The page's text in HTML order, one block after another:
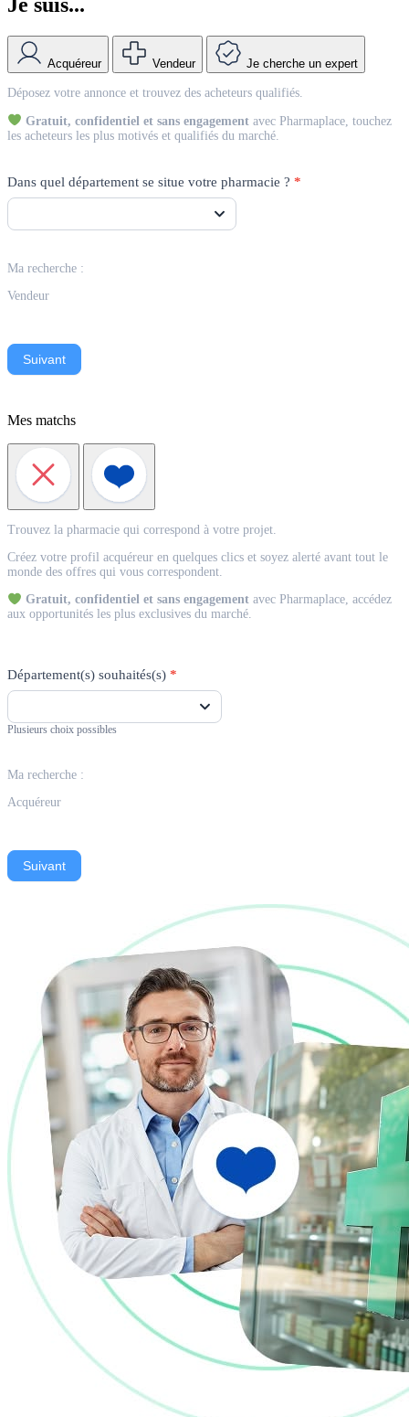
Je suis...
Acquéreur Vendeur Je cherche un expert
Vendeur
Déposez votre annonce et trouvez des acheteurs qualifiés.
Gratuit, confidentiel et sans engagement avec Pharmaplace, touchez
les acheteurs les plus motivés et qualifiés du marché.
Dans quel département se situe votre pharmacie ? *
Ma recherche :
Vendeur
Suivant
Mes matchs
Acquéreur
Trouvez la pharmacie qui correspond à votre projet.
Créez votre profil acquéreur en quelques clics et soyez alerté avant tout le
monde des offres qui vous correspondent.
Gratuit, confidentiel et sans engagementavec Pharmaplace, accédez
aux opportunités les plus exclusives du marché.
Département(s) souhaités(s) *
Plusieurs choix possibles
Ma recherche :
Acquéreur
Suivant